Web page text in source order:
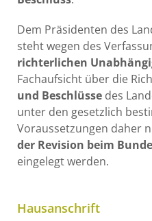
Dem Präsidenten des
steht wegen des
richterlichen
Fachaufsicht über die
und Beschlüsse des
unter den gesetzlich
Voraussetzungen daher
der Revision beim
eingelegt werden.
Hausanschrift